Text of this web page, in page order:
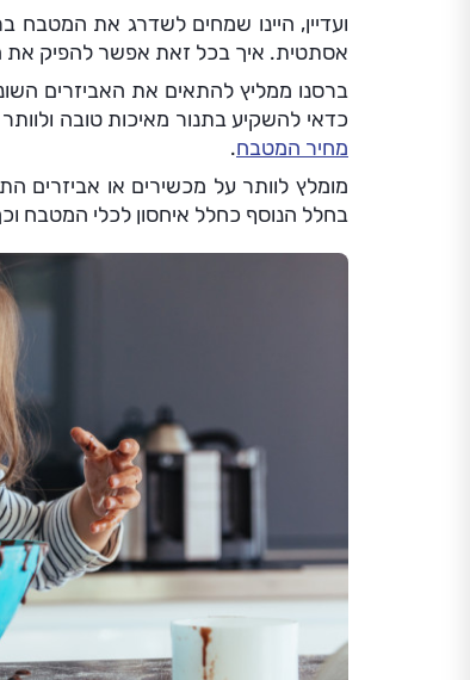
ועדיין, היינו שמחים לשדרג את
אסתטית. איך בכל זאת אפשר להפיק את
ברסנו ממליץ להתאים את האביזרים
כדאי להשקיע בתנור מאיכות טובה
מחיר המטבח.
מומלץ לוותר על מכשירים או אביזרים
בחלל הנוסף כחלל איחסון לכלי המטבח